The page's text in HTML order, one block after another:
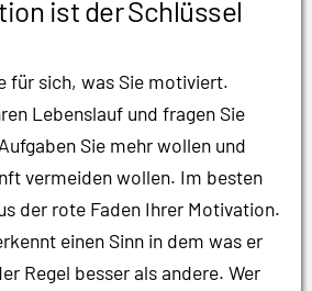
ist der Schlüssel
für sich, was Sie motiviert.
Lebenslauf und fragen Sie
Sie mehr wollen und
vermeiden wollen. Im besten
der rote Faden Ihrer Motivation.
einen Sinn in dem was er
Regel besser als andere. Wer